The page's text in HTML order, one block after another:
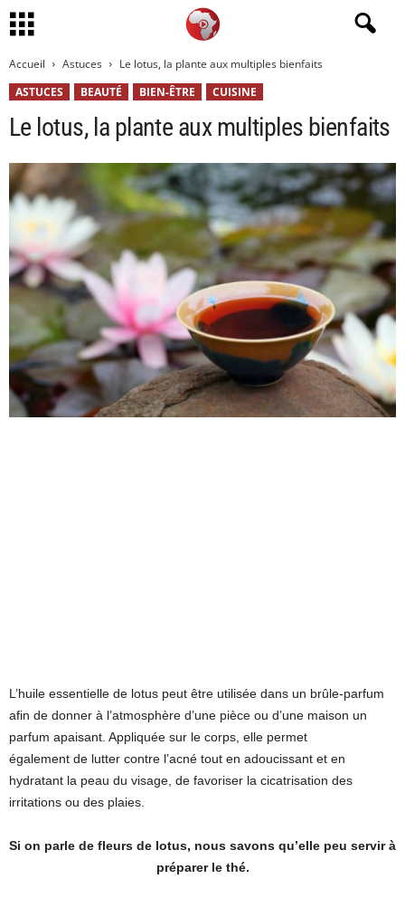
Accueil Astuces
Le lotus, la plante aux multiples bienfaits
ASTUCES
BEAUTÉ BIEN-ÊTRE CUISINE
Le lotus, la plante aux multiples bienfaits
L’huile essentielle de lotus peut être utilisée dans un brûle-parfum
afin de donner à l’atmosphère d’une pièce ou d’une maison un
parfum apaisant. Appliquée sur le corps, elle permet
également de lutter contre l’acné tout en adoucissant et en
hydratant la peau du visage, de favoriser la cicatrisation des
irritations ou des plaies.
Si on parle de fleurs de lotus, nous savons qu’elle peu servir à
préparer le thé.